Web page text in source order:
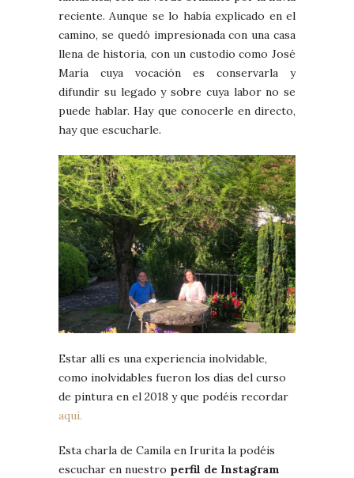
reciente. Aunque se lo había explicado en el
camino, se quedó impresionada con una casa
llena de historia, con un custodio como José
María cuya vocación es conservarla y
difundir su legado y sobre cuya labor no se
puede hablar. Hay que conocerle en directo,
hay que escucharle.
Estar allí es una experiencia inolvidable,
como inolvidables fueron los días del curso
de pintura en el 2018 y que podéis recordar
aquí.
Esta charla de Camila en Irurita la podéis
escuchar en nuestro perfil de Instagram